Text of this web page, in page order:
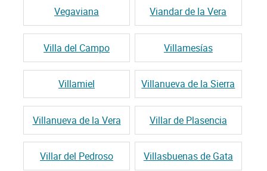
Vegaviana Viandar de la Vera
Villa del Campo Villamesías
Villamiel Villanueva de la Sierra
Villanueva de la Vera Villar de Plasencia
Villar del Pedroso Villasbuenas de Gata